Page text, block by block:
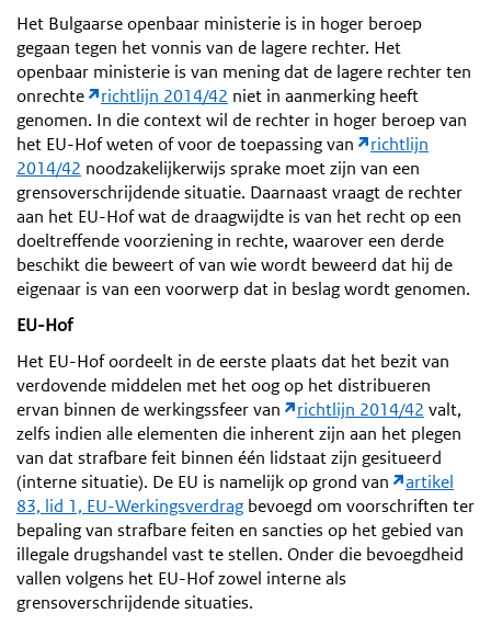
Het Bulgaarse openbaar ministerie is in hoger beroep
gegaan tegen het vonnis van de lagere rechter. Het
openbaar ministerie is van mening dat de lagere rechter ten
onrechte
richtlijn 2014/42 niet in aanmerking heeft
genomen. In die context wil de rechter in hoger beroep van
het EU-Hof weten of voor de toepassing van
richtlijn
2014/42 noodzakelijkerwijs sprake moet zijn van een
grensoverschrijdende situatie. Daarnaast vraagt de rechter
aan het EU-Hof wat de draagwijdte is van het recht op een
doeltreffende voorziening in rechte, waarover een derde
beschikt die beweert of van wie wordt beweerd dat hij de
eigenaar is van een voorwerp dat in beslag wordt genomen.
EU-Hof
Het EU-Hof oordeelt in de eerste plaats dat het bezit van
verdovende middelen met het oog op het distribueren
ervan binnen de werkingssfeer van
richtlijn 2014/42 valt,
zelfs indien alle elementen die inherent zijn aan het plegen
van dat strafbare feit binnen één lidstaat zijn gesitueerd
(interne situatie). De EU is namelijk op grond van
artikel
83, lid 1, EU-Werkingsverdrag bevoegd om voorschriften ter
bepaling van strafbare feiten en sancties op het gebied van
illegale drugshandel vast te stellen. Onder die bevoegdheid
vallen volgens het EU-Hof zowel interne als
grensoverschrijdende situaties.